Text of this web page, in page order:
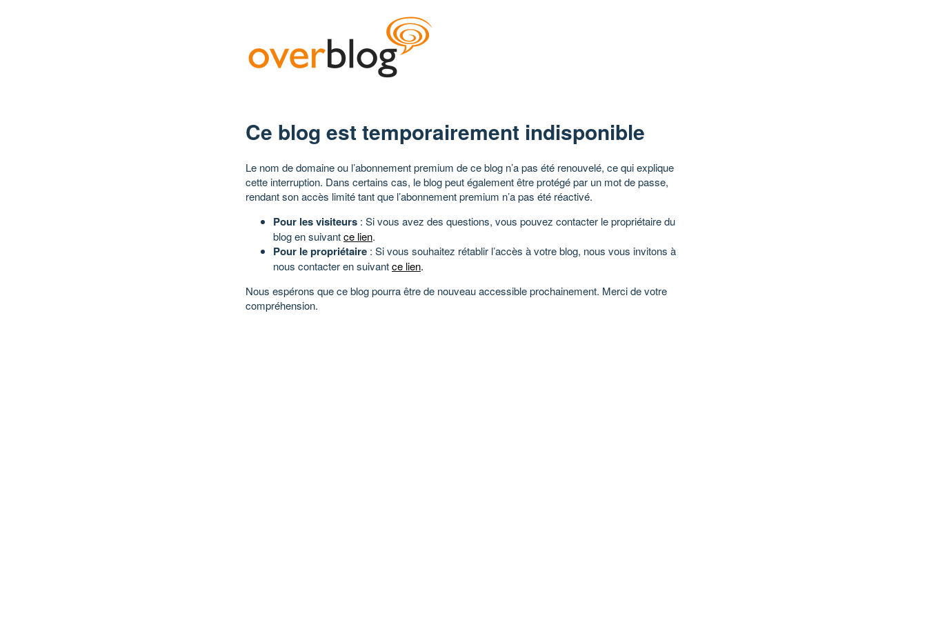
Ce blog est temporairement indisponible
Le nom de domaine ou l’abonnement premium de ce blog n’a pas été renouvelé, ce qui explique
cette interruption. Dans certains cas, le blog peut également être protégé par un mot de passe,
rendant son accès limité tant que l’abonnement premium n’a pas été réactivé.
Pour les visiteurs : Si vous avez des questions, vous pouvez contacter le propriétaire du
blog en suivantce lien.
Pour le propriétaire : Si vous souhaitez rétablir l’accès à votre blog, nous vous invitons à
nous contacter en suivantce lien.
Nous espérons que ce blog pourra être de nouveau accessible prochainement. Merci de votre
compréhension.